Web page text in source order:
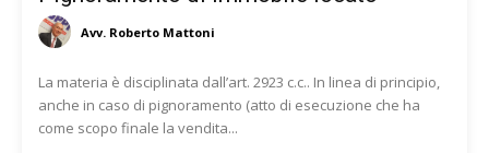
Avv. Roberto Mattoni
La materia è disciplinata dall’art. 2923 c.c.. In linea di principio,
anche in caso di pignoramento (atto di esecuzione che ha
come scopo finale la vendita...